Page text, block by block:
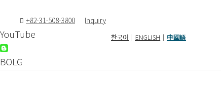
+82-31-508-3800 Inquiry
YouTube
BOLG
한국어 ｜ ENGLISH ｜ 中國語